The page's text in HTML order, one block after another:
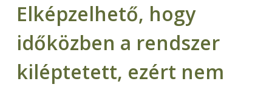
Elképzelhető, hogy
időközben a rendszer
kiléptetett, ezért nem